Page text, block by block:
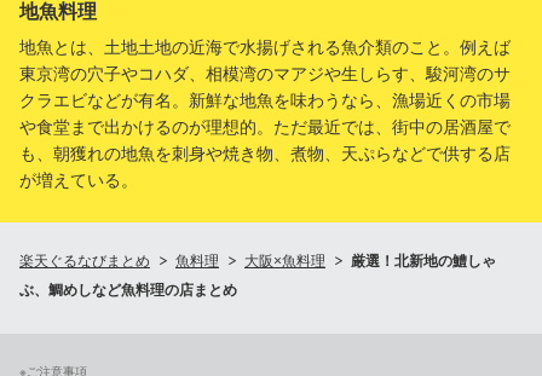
地魚料理
地魚とは、土地土地の近海で水揚げされる魚介類のこと。例えば
東京湾の穴子やコハダ、相模湾のマアジや生しらす、駿河湾のサ
クラエビなどが有名。新鮮な地魚を味わうなら、漁場近くの市場
や食堂まで出かけるのが理想的。ただ最近では、街中の居酒屋で
も、朝獲れの地魚を刺身や焼き物、煮物、天ぷらなどで供する店
が増えている。
楽天ぐるなびまとめ 魚料理 大阪×魚料理
厳選！北新地の鱧しゃ
ぶ、鯛めしなど魚料理の店まとめ
※ご注意事項